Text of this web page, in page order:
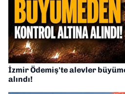
İzmir Ödemiş'te alevler
alındı!